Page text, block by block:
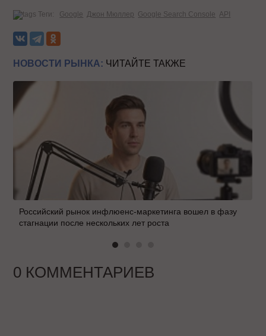
Теги: Google Джон Мюллер Google Search Console API
НОВОСТИ РЫНКА: ЧИТАЙТЕ ТАКЖЕ
Российский рынок инфлюенс-маркетинга вошел в фазу
стагнации после нескольких лет роста
0 КОММЕНТАРИЕВ